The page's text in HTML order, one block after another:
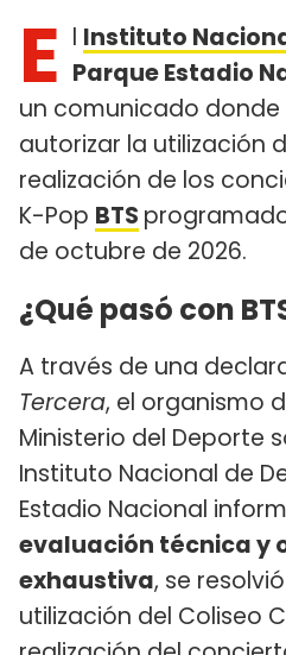
E l Instituto
Parque Estadio
un comunicado donde
autorizar la utilización
realización de los
K-Pop BTS
de octubre de 2026.
¿Qué pasó con
A través de una
Tercera, el organismo
Ministerio del Deporte
Instituto Nacional de
Estadio Nacional
evaluación técnica y
exhaustiva, se
utilización del Coliseo